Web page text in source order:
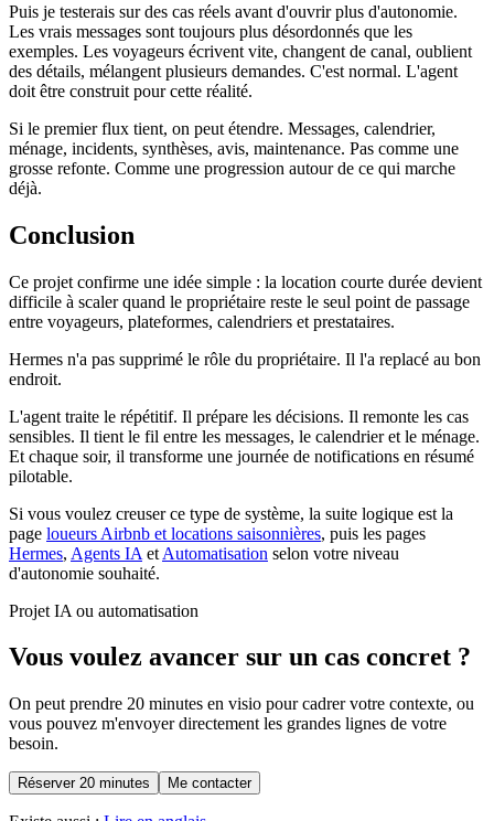
Puis je testerais sur des cas réels avant d'ouvrir plus d'autonomie.
Les vrais messages sont toujours plus désordonnés que les
exemples. Les voyageurs écrivent vite, changent de canal, oublient
des détails, mélangent plusieurs demandes. C'est normal. L'agent
doit être construit pour cette réalité.
Si le premier flux tient, on peut étendre. Messages, calendrier,
ménage, incidents, synthèses, avis, maintenance. Pas comme une
grosse refonte. Comme une progression autour de ce qui marche
déjà.
Conclusion
Ce projet confirme une idée simple : la location courte durée devient
difficile à scaler quand le propriétaire reste le seul point de passage
entre voyageurs, plateformes, calendriers et prestataires.
Hermes n'a pas supprimé le rôle du propriétaire. Il l'a replacé au bon
endroit.
L'agent traite le répétitif. Il prépare les décisions. Il remonte les cas
sensibles. Il tient le fil entre les messages, le calendrier et le ménage.
Et chaque soir, il transforme une journée de notifications en résumé
pilotable.
Si vous voulez creuser ce type de système, la suite logique est la
page loueurs Airbnb et locations saisonnières, puis les pages
Hermes, Agents IA et Automatisation selon votre niveau
d'autonomie souhaité.
Projet IA ou automatisation
Vous voulez avancer sur un cas concret ?
On peut prendre 20 minutes en visio pour cadrer votre contexte, ou
vous pouvez m'envoyer directement les grandes lignes de votre
besoin.
Réserver 20 minutes Me contacter